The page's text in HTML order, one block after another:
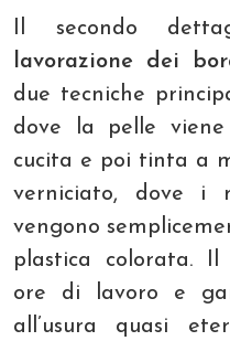
Il secondo
lavorazione dei
due tecniche
dove la pelle
cucita e poi tinta a
verniciato, dove i
vengono
plastica colorata.
ore di lavoro e
all’usura quasi